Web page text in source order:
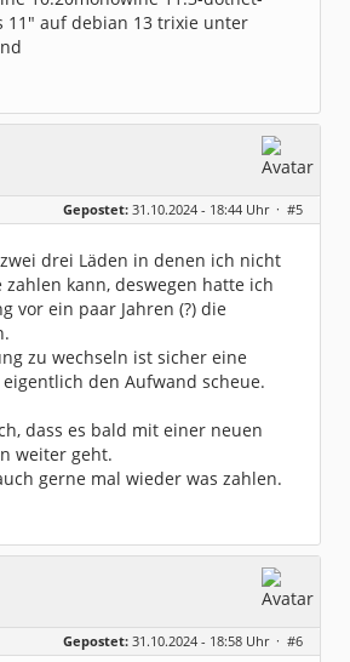
11" auf debian 13 trixie unter
Gepostet: 31.10.2024 - 18:44 Uhr · #5
drei Läden in denen ich nicht
zahlen kann, deswegen hatte ich
vor ein paar Jahren (?) die
zu wechseln ist sicher eine
den Aufwand scheue.
dass es bald mit einer neuen
weiter geht.
gerne mal wieder was zahlen.
Gepostet: 31.10.2024 - 18:58 Uhr · #6